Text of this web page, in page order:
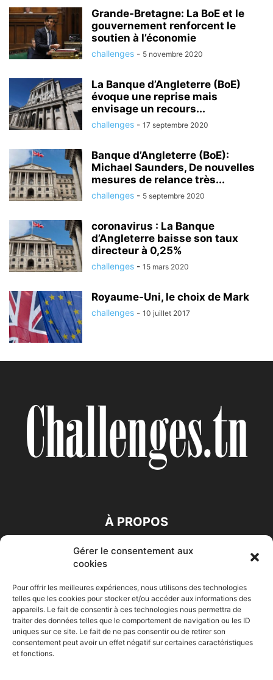
Gérer le consentement aux
cookies
Pour offrir les meilleures expériences, nous utilisons des technologies
telles que les cookies pour stocker et/ou accéder aux informations des
appareils. Le fait de consentir à ces technologies nous permettra de
traiter des données telles que le comportement de navigation ou les ID
uniques sur ce site. Le fait de ne pas consentir ou de retirer son
consentement peut avoir un effet négatif sur certaines caractéristiques
et fonctions.
Grande-Bretagne: La BoE et le
gouvernement renforcent le
soutien à l’économie
challenges - 5 novembre 2020
La Banque d’Angleterre (BoE)
évoque une reprise mais
envisage un recours...
challenges - 17 septembre 2020
Banque d’Angleterre (BoE):
Michael Saunders, De nouvelles
mesures de relance très...
challenges - 5 septembre 2020
coronavirus : La Banque
d’Angleterre baisse son taux
directeur à 0,25%
challenges - 15 mars 2020
Royaume-Uni, le choix de Mark
challenges - 10 juillet 2017
À PROPOS
SUIVEZ NOUS
Accueil Economie Entreprises Entrepreneur Afrique